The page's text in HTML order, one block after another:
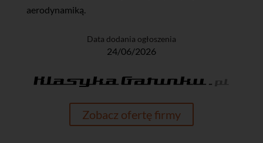
aerodynamiką.
Data dodania ogłoszenia
24/06/2026
Zobacz ofertę firmy